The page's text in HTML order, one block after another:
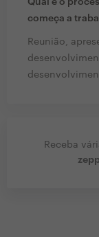
Qual é o
começa a
Reunião,
Receba